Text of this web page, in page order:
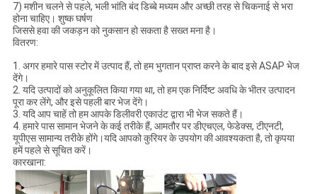
7) मशीन चलने से पहले, भली भांति बंद डिब्बे मध्यम और अच्छी तरह से चिकनाई से भरा
होना चाहिए। शुष्क घर्षण
जिससे हवा की जकड़न को नुकसान हो सकता है सख्त मना है।
वितरण:
1. अगर हमारे पास स्टोर में उत्पाद हैं, तो हम भुगतान प्राप्त करने के बाद इसे ASAP भेज
देंगे।
2. यदि उत्पादों को अनुकूलित किया गया था, तो हम एक निर्दिष्ट अवधि के भीतर उत्पादन
पूरा कर लेंगे, और इसे पहली बार भेज देंगे।
3. यदि आप चाहें तो हम आपके डिलीवरी एकाउंट द्वारा भी भेज सकते हैं।
4. हमारे पास सामान भेजने के कई तरीके हैं, आमतौर पर डीएचएल, फेडेक्स, टीएनटी,
यूपीएस सामान्य तरीके होंगे।यदि आपको कुरियर के उपयोग की आवश्यकता है, तो कृपया
हमें पहले से सूचित करें।
कारखाना: